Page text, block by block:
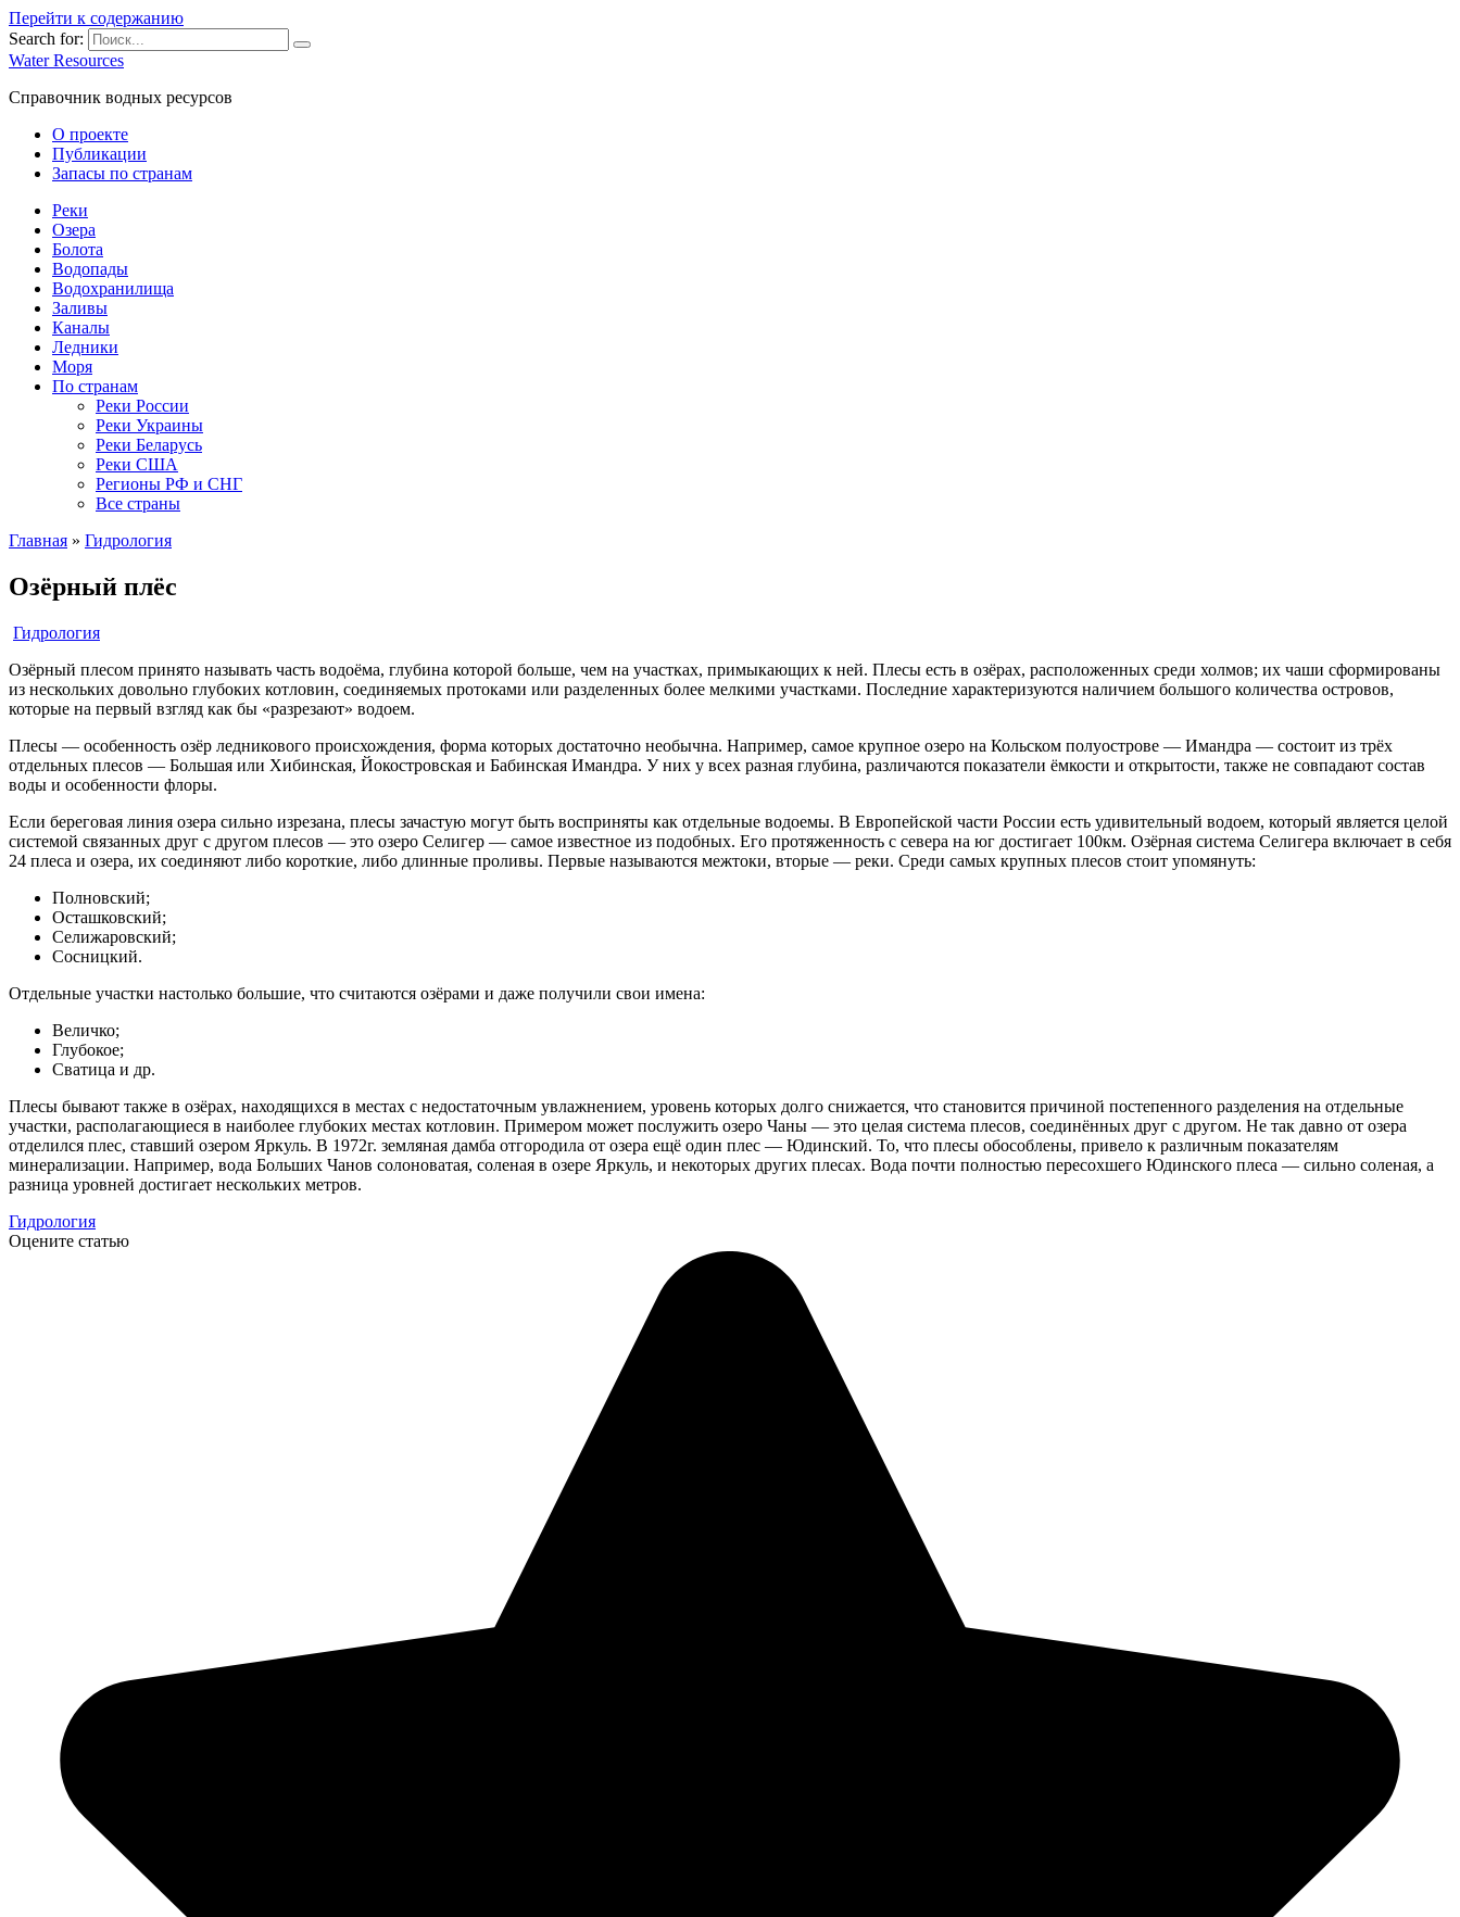
Перейти к содержанию
Search for:
Water Resources
Справочник водных ресурсов
О проекте
Публикации
Запасы по странам
Реки
Озера
Болота
Водопады
Водохранилища
Заливы
Каналы
Ледники
Моря
По странам
Реки России
Реки Украины
Реки Беларусь
Реки США
Регионы РФ и СНГ
Все страны
Главная » Гидрология
Озёрный плёс
Гидрология
Озёрный плесом принято называть часть водоёма, глубина которой больше, чем на участках, примыкающих к ней. Плесы есть в озёрах, расположенных среди холмов; их чаши сформированы
из нескольких довольно глубоких котловин, соединяемых протоками или разделенных более мелкими участками. Последние характеризуются наличием большого количества островов,
которые на первый взгляд как бы «разрезают» водоем.
Плесы — особенность озёр ледникового происхождения, форма которых достаточно необычна. Например, самое крупное озеро на Кольском полуострове — Имандра — состоит из трёх
отдельных плесов — Большая или Хибинская, Йокостровская и Бабинская Имандра. У них у всех разная глубина, различаются показатели ёмкости и открытости, также не совпадают состав
воды и особенности флоры.
Если береговая линия озера сильно изрезана, плесы зачастую могут быть восприняты как отдельные водоемы. В Европейской части России есть удивительный водоем, который является целой
системой связанных друг с другом плесов — это озеро Селигер — самое известное из подобных. Его протяженность с севера на юг достигает 100км. Озёрная система Селигера включает в себя
24 плеса и озера, их соединяют либо короткие, либо длинные проливы. Первые называются межтоки, вторые — реки. Среди самых крупных плесов стоит упомянуть:
Полновский;
Осташковский;
Селижаровский;
Сосницкий.
Отдельные участки настолько большие, что считаются озёрами и даже получили свои имена:
Величко;
Глубокое;
Сватица и др.
Плесы бывают также в озёрах, находящихся в местах с недостаточным увлажнением, уровень которых долго снижается, что становится причиной постепенного разделения на отдельные
участки, располагающиеся в наиболее глубоких местах котловин. Примером может послужить озеро Чаны — это целая система плесов, соединённых друг с другом. Не так давно от озера
отделился плес, ставший озером Яркуль. В 1972г. земляная дамба отгородила от озера ещё один плес — Юдинский. То, что плесы обособлены, привело к различным показателям
минерализации. Например, вода Больших Чанов солоноватая, соленая в озере Яркуль, и некоторых других плесах. Вода почти полностью пересохшего Юдинского плеса — сильно соленая, а
разница уровней достигает нескольких метров.
Гидрология
Оцените статью